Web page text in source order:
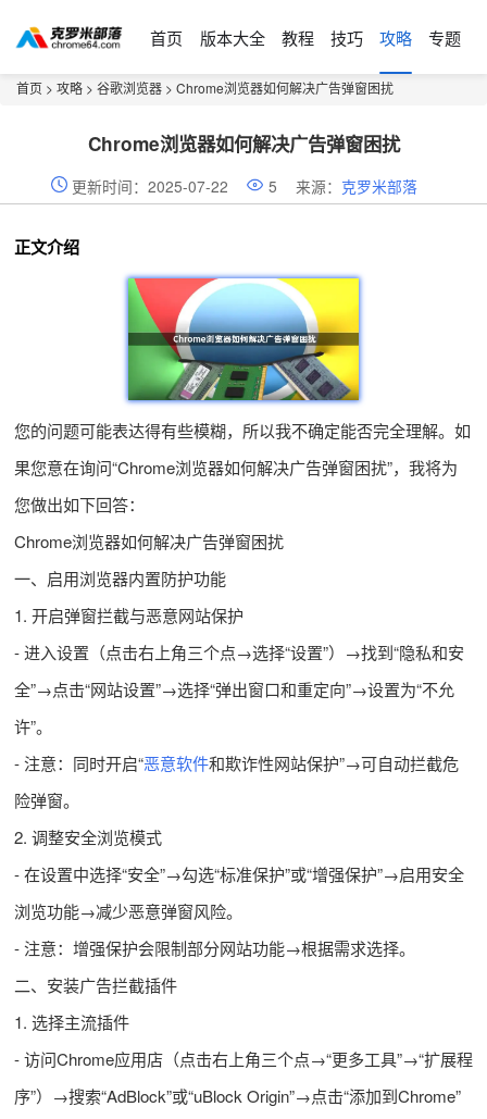
首页 版本大全 教程 技巧 攻略 专题
首页 > 攻略 > 谷歌浏览器 > Chrome浏览器如何解决广告弹窗困扰
Chrome浏览器如何解决广告弹窗困扰
更新时间：2025-07-22 5 来源： 克罗米部落
正文介绍
您的问题可能表达得有些模糊，所以我不确定能否完全理解。如
果您意在询问“Chrome浏览器如何解决广告弹窗困扰”，我将为
您做出如下回答：
Chrome浏览器如何解决广告弹窗困扰
一、启用浏览器内置防护功能
1. 开启弹窗拦截与恶意网站保护
- 进入设置（点击右上角三个点→选择“设置”）→找到“隐私和安
全”→点击“网站设置”→选择“弹出窗口和重定向”→设置为“不允
许”。
- 注意：同时开启“恶意软件和欺诈性网站保护”→可自动拦截危
险弹窗。
2. 调整安全浏览模式
- 在设置中选择“安全”→勾选“标准保护”或“增强保护”→启用安全
浏览功能→减少恶意弹窗风险。
- 注意：增强保护会限制部分网站功能→根据需求选择。
二、安装广告拦截插件
1. 选择主流插件
- 访问Chrome应用店（点击右上角三个点→“更多工具”→“扩展程
序”）→搜索“AdBlock”或“uBlock Origin”→点击“添加到Chrome”